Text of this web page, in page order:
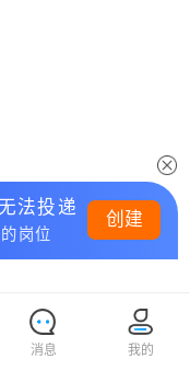
消息 我的
法投递
岗位
创建